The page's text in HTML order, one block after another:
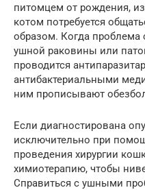
питомцем от рождения,
котом потребуется
образом. Когда
ушной раковины или
проводится
антибактериальными
ним прописывают
Если диагностирована
исключительно при
проведения хирургии
химиотерапию, чтобы
Справиться с ушными